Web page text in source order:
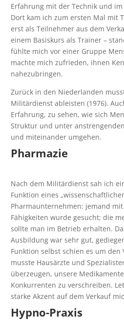
Erfahrung mit der Technik und
Dort kam ich zum ersten Mal mit
erst als Teilnehmer aus dem
einem Basiskurs als Trainer –
fühlte mich vor einer Gruppe
machte mich zufrieden, ihnen
nahezubringen.
Zurück in den Niederlanden
Militärdienst ableisten (1976).
Erfahrung, zu sehen, wie sich
Struktur und unter
und miteinander umgehen.
Pharmazie
Nach dem Militärdienst sah ich
Funktion eines
Pharmaunternehmen: jemand
Fähigkeiten wurde gesucht; die
sollte man im Betrieb erhalten.
Ausbildung war sehr gut,
Funktion selbst schien es um den
musste Hausärzte und
überzeugen, unsere
Konkurrenten zu verschreiben.
starke Akzent auf dem Verkauf
Hypno-Praxis